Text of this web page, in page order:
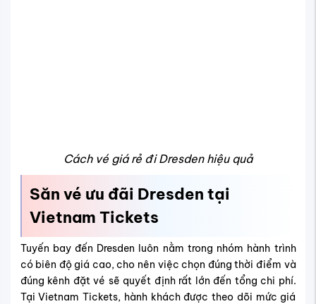
Cách vé giá rẻ đi Dresden hiệu quả
Săn vé ưu đãi Dresden tại
Vietnam Tickets
Tuyến bay đến Dresden luôn nằm trong nhóm hành trình
có biên độ giá cao, cho nên việc chọn đúng thời điểm và
đúng kênh đặt vé sẽ quyết định rất lớn đến tổng chi phí.
Tại Vietnam Tickets, hành khách được theo dõi mức giá